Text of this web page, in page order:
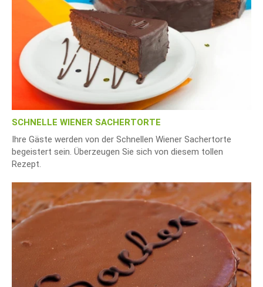
SCHNELLE WIENER SACHERTORTE
Ihre Gäste werden von der Schnellen Wiener Sachertorte
begeistert sein. Überzeugen Sie sich von diesem tollen
Rezept.